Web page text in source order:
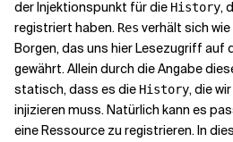
der Injektionspunkt für die History,
registriert haben. Res verhält sich
Borgen, das uns hier Lesezugriff auf
gewährt. Allein durch die Angabe
statisch, dass es die History, die
injizieren muss. Natürlich kann es
eine Ressource zu registrieren. In